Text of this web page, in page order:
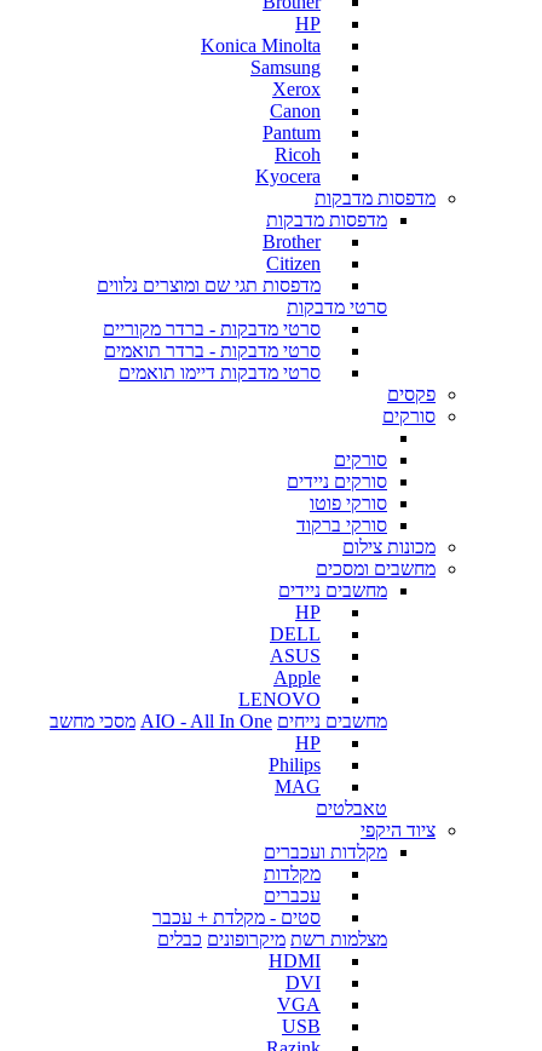
HP
Konica Minolta
Samsung
Xerox
Canon
Pantum
Ricoh
Kyocera
מדפסות מדבקות
מדפסות מדבקות
Brother
Citizen
מדפסות תגי שם ומוצרים נלווים
סרטי מדבקות
סרטי מדבקות - ברדר מקוריים
סרטי מדבקות - ברדר תואמים
סרטי מדבקות דיימו תואמים
פקסים
סורקים
סורקים
סורקים ניידים
סורקי פוטו
סורקי ברקוד
מכונות צילום
מחשבים ומסכים
מחשבים ניידים
HP
DELL
ASUS
Apple
LENOVO
מחשבים נייחים AIO - All In One מסכי מחשב
HP
Philips
MAG
טאבלטים
ציוד היקפי
מקלדות ועכברים
מקלדות
עכברים
סטים - מקלדת + עכבר
מצלמות רשת מיקרופונים כבלים
HDMI
DVI
VGA
USB